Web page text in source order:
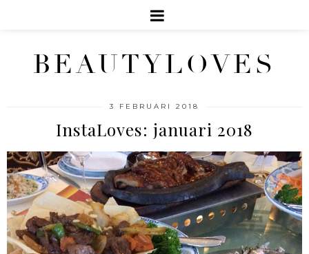
BEAUTYLOVES
3 FEBRUARI 2018
InstaLoves: januari 2018